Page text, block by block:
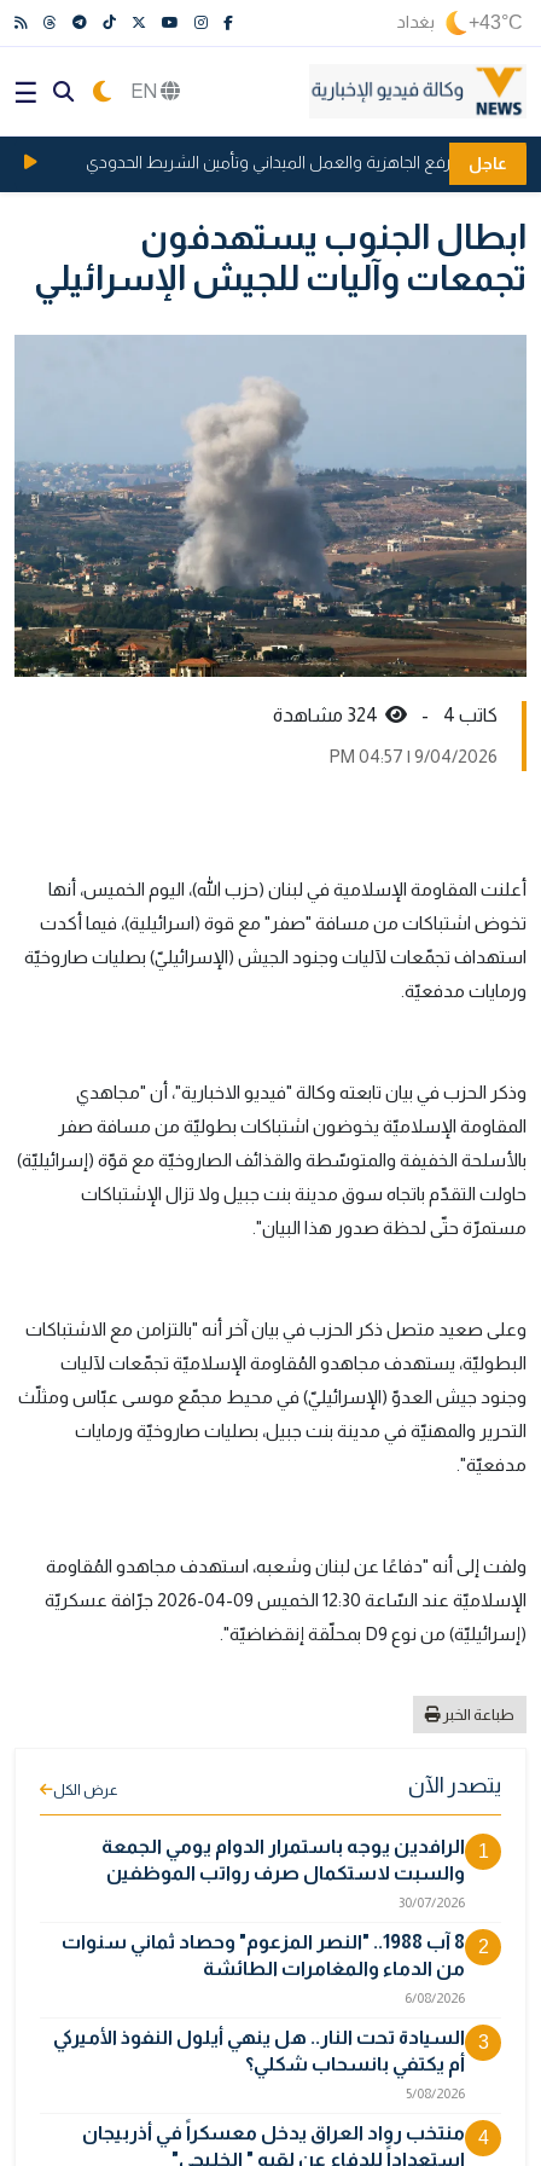
+43°C بغداد
عاجل
آلية رفع الجاهزية والعمل الميداني وتأمين الشريط الحدودي الفيدرالي
ابطال الجنوب يستهدفون
تجمعات وآليات للجيش الإسرائيلي
كاتب 4 -
9/04/2026 | 04:57 PM
أعلنت المقاومة اﻹسلامية في لبنان (حزب الله)، اليوم الخميس، أنها
تخوض اشتباكات من مسافة "صفر" مع قوة (اسرائيلية)، فيما أكدت
استهداف تجمّعات لآليات وجنود الجيش (الإسرائيليّ) بصليات صاروخيّة
ورمايات مدفعيّة.
وذكر الحزب في بيان تابعته وكالة "فيديو الاخبارية"، أن "مجاهدي
المقاومة الإسلاميّة يخوضون اشتباكات بطوليّة من مسافة صفر
بالأسلحة الخفيفة والمتوسّطة والقذائف الصاروخيّة مع قوّة (إسرائيليّة)
حاولت التقدّم باتجاه سوق مدينة بنت جبيل ولا تزال الإشتباكات
مستمرّة حتّى لحظة صدور هذا البيان".
وعلى صعيد متصل ذكر الحزب في بيان آخر أنه "بالتزامن مع الاشتباكات
البطوليّة، يستهدف مجاهدو المُقاومة الإسلاميّة تجمّعات لآليات
وجنود جيش العدوّ (الإسرائيليّ) في محيط مجمّع موسى عبّاس ومثلّث
التحرير والمهنيّة في مدينة بنت جبيل، بصليات صاروخيّة ورمايات
مدفعيّة".
ولفت إلى أنه "دفاعًا عن لبنان وشعبه، استهدف مجاهدو المُقاومة
الإسلاميّة عند السّاعة 12:30 الخميس 09-04-2026 جرّافة عسكريّة
(إسرائيليّة) من نوع D9 بمحلّقة إنقضاضيّة".
طباعة الخبر
يتصدر الآن عرض الكل
1
الرافدين يوجه باستمرار الدوام يومي الجمعة
والسبت لاستكمال صرف رواتب الموظفين
30/07/2026
2
8 آب 1988.. "النصر المزعوم" وحصاد ثماني سنوات
من الدماء والمغامرات الطائشة
6/08/2026
3
السيادة تحت النار.. هل ينهي أيلول النفوذ الأميركي
أم يكتفي بانسحاب شكلي؟
5/08/2026
4
منتخب رواد العراق يدخل معسكراً في أذربيجان
استعداداً للدفاع عن لقبه " الخليجي"